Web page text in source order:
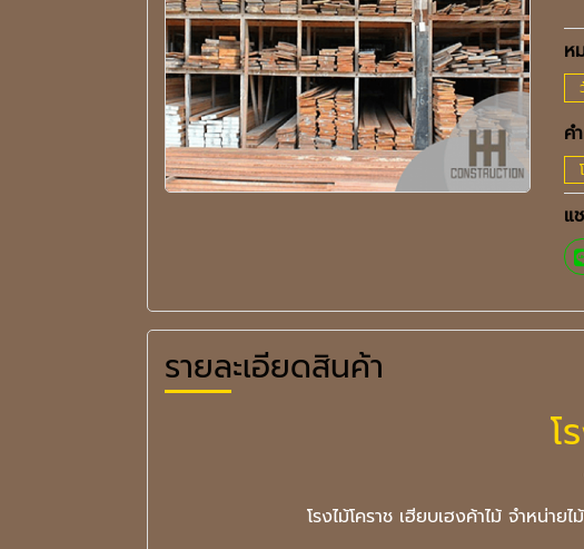
ห
ค
แ
รายละเอียดสินค้า
โ
โรงไม้โคราช เฮียบเฮงค้าไม้ จำหน่